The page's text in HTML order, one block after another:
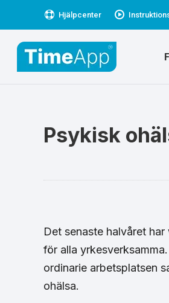
Hjälpcenter
Psykisk
Det senaste halvåret
för alla
ordinarie arbetsplatsen
ohälsa.